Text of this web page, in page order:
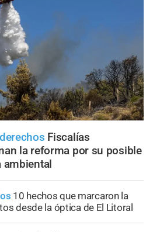
Fiscalías
la reforma por su posible
ambiental
10 hechos que marcaron la
desde la óptica de El Litoral